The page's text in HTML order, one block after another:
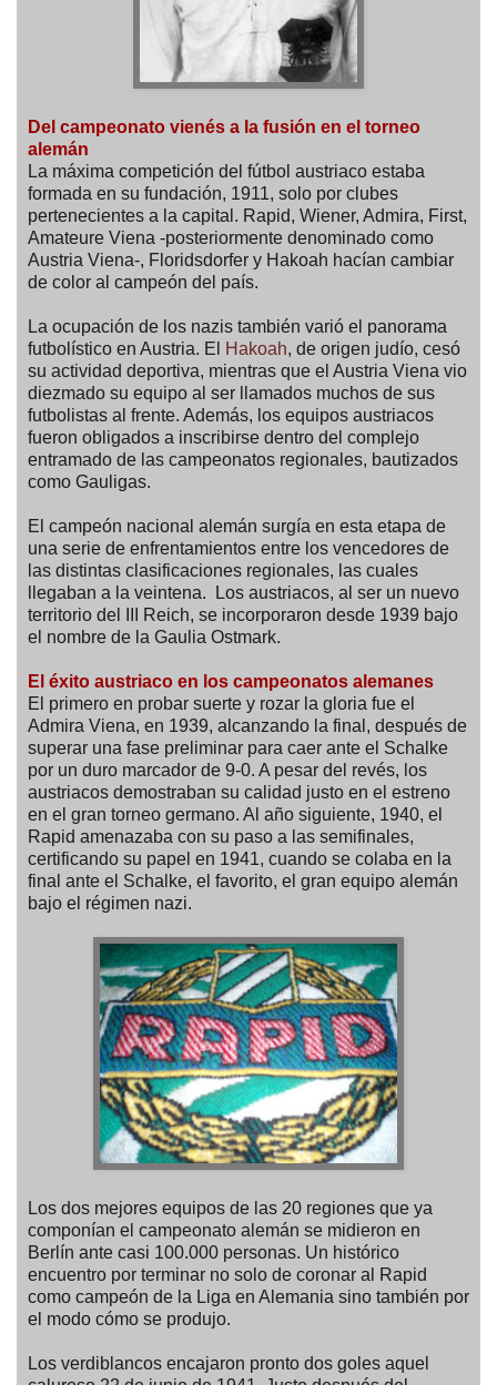
Del campeonato vienés a la fusión en el torneo
alemán
La máxima competición del fútbol austriaco estaba
formada en su fundación, 1911, solo por clubes
pertenecientes a la capital. Rapid, Wiener, Admira, First,
Amateure Viena -posteriormente denominado como
Austria Viena-, Floridsdorfer y Hakoah hacían cambiar
de color al campeón del país.
La ocupación de los nazis también varió el panorama
futbolístico en Austria. El
Hakoah, de origen judío, cesó
su actividad deportiva, mientras que el Austria Viena vio
diezmado su equipo al ser llamados muchos de sus
futbolistas al frente. Además, los equipos austriacos
fueron obligados a inscribirse dentro del complejo
entramado de las campeonatos regionales, bautizados
como Gauligas.
El campeón nacional alemán surgía en esta etapa de
una serie de enfrentamientos entre los vencedores de
las distintas clasificaciones regionales, las cuales
llegaban a la veintena. Los austriacos, al ser un nuevo
territorio del III Reich, se incorporaron desde 1939 bajo
el nombre de la Gaulia Ostmark.
El éxito austriaco en los campeonatos alemanes
El primero en probar suerte y rozar la gloria fue el
Admira Viena, en 1939, alcanzando la final, después de
superar una fase preliminar para caer ante el Schalke
por un duro marcador de 9-0. A pesar del revés, los
austriacos demostraban su calidad justo en el estreno
en el gran torneo germano. Al año siguiente, 1940, el
Rapid amenazaba con su paso a las semifinales,
certificando su papel en 1941, cuando se colaba en la
final ante el Schalke, el favorito, el gran equipo alemán
bajo el régimen nazi.
Los dos mejores equipos de las 20 regiones que ya
componían el campeonato alemán se midieron en
Berlín ante casi 100.000 personas. Un histórico
encuentro por terminar no solo de coronar al Rapid
como campeón de la Liga en Alemania sino también por
el modo cómo se produjo.
Los verdiblancos encajaron pronto dos goles aquel